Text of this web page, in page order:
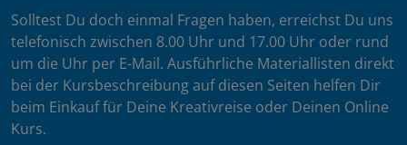
Solltest Du doch einmal Fragen haben, erreichst Du uns
telefonisch zwischen 8.00 Uhr und 17.00 Uhr oder rund
um die Uhr per E-Mail. Ausführliche Materiallisten direkt
bei der Kursbeschreibung auf diesen Seiten helfen Dir
beim Einkauf für Deine Kreativreise oder Deinen Online
Kurs.